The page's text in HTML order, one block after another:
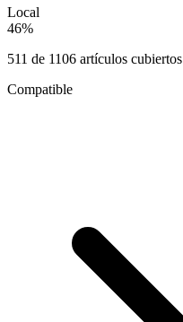
Local
46%
511 de 1106 artículos cubiertos
Compatible